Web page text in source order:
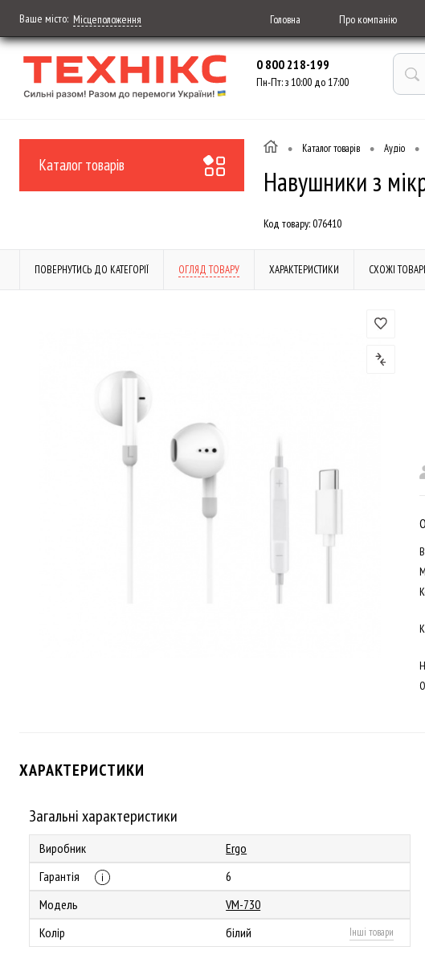
Ваше місто: Місцеположення Головна Про компанію
0 800 218-199
Пн-Пт: з 10:00 до 17:00
Каталог товарів
• Каталог товарів • Аудіо •
Навушники з
Код товару:076410
ПОВЕРНУТИСЬ ДО КАТЕГОРІЇ ОГЛЯД ТОВАРУ ХАРАКТЕРИСТИКИ СХОЖІ
ХАРАКТЕРИСТИКИ
Загальні характеристики
Виробник
Ergo
Гарантія
6
Модель
VM-730
Колір
білий Інші товари